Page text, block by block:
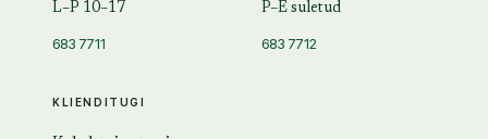
KLIENDITUGI
L–P 10–17
683 7711
P–E suletud
683 7712